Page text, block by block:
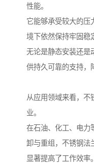
性能。
它能够承受较大的压
境下依然保持牢固稳
无论是静态安装还是
供持久可靠的支持，
从应用领域来看，不
业。
在石油、化工、电力
卸与重组，不锈钢法
显著提高了工作效率。